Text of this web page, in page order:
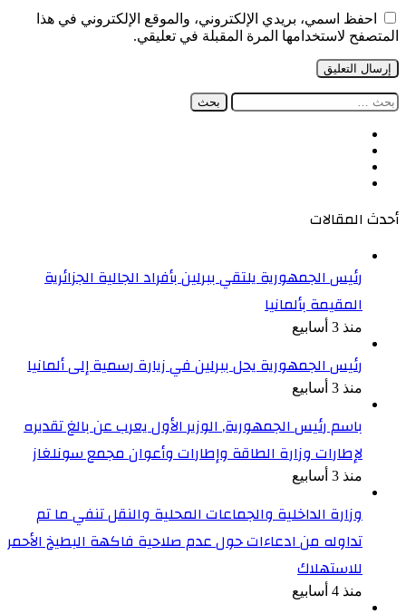
احفظ اسمي، بريدي الإلكتروني، والموقع الإلكتروني في هذا
المتصفح لاستخدامها المرة المقبلة في تعليقي.
البحث
أحدث المقالات
رئيس الجمهورية يلتقي ببرلين بأفراد الجالية الجزائرية
المقيمة بألمانيا
منذ 3 أسابيع
رئيس الجمهورية يحل ببرلين في زيارة رسمية إلى ألمانيا
منذ 3 أسابيع
باسم رئيس الجمهورية, الوزير الأول يعرب عن بالغ تقديره
لإطارات وزارة الطاقة وإطارات وأعوان مجمع سونلغاز
منذ 3 أسابيع
وزارة الداخلية والجماعات المحلية والنقل تنفي ما تم
تداوله من ادعاءات حول عدم صلاحية فاكهة البطيخ الأحمر
للاستهلاك
منذ 4 أسابيع